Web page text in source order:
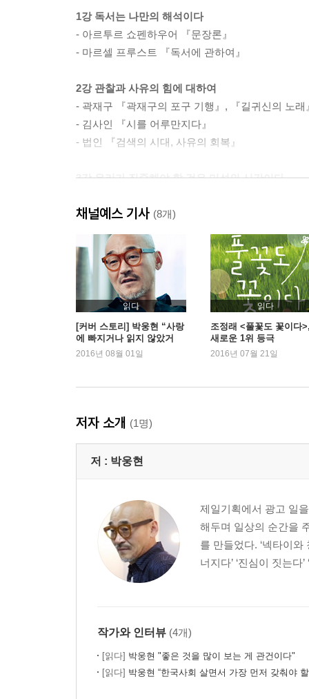
1강 독서는 나만의 해석이다
- 아르투르 쇼펜하우어 『문장론』
- 마르셀 프루스트 『독서에 관하여』
2강 관찰과 사유의 힘에 대하여
- 곽재구 『곽재구의 포구 기행』, 『길귀신의 노래
- 김사인 『시를 어루만지다』
- 법인 『검색의 시대, 사유의 회복』
3강 우리가 집중해야 할 것은 미성의 시간이다
- 볼테르 『미크로메가스, 캉디드 혹은 낙관주의』
4강 시대를 바꾼 질문, 시대를 품은 미술
- 스티븐 그린블랫 『1417년, 근대의 탄생』
- 이진숙 『시대를 훔친 미술』
5강 희망을 극복한 자유인, 니코스 카잔차키스의
- 니코스 카잔차키스 『천상의 두 나라』, 『영국
7강 소설이 말하는 우리들의 마술 같은 삶
- 가브리엘 가르시아 마르케스 『콜레라 시대의 사
- 살만 루슈디 『한밤의 아이들』
8강 나만을 위한 괴테의 선물, 파우스트
- 요한 볼프강 폰 괴테, 『파우스트』
박웅현 인문학 강독회를 듣고 나서
채널예스 기사 (8개)
읽다
[커버 스토리] 박웅현 “사랑
에 빠지거나 읽지 않았거
나”
2016년 08월 01일
읽다
조정래 <풀꽃도 꽃이다
새로운 1위 등극
2016년 07월 21일
저자 소개 (1명)
저 : 박웅현
제일기획에서 광고 일
해두며 일상의 순간을
를 만들었다. ‘넥타이와
너지다’ ‘진심이 짓는
작가와 인터뷰 (4개)
[읽다] 박웅현 "좋은 것을 많이 보는 게 관건이다"
[읽다] 박웅현 “한국사회 살면서 가장 먼저 갖춰야